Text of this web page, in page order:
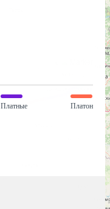
Платные Платон